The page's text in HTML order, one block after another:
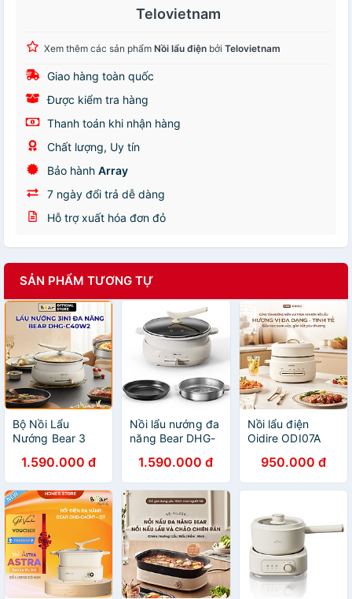
Telovietnam
Xem thêm các sản phẩm Nồi lẩu điện bởi Telovietnam
Giao hàng toàn quốc
Được kiểm tra hàng
Thanh toán khi nhận hàng
Chất lượng, Uy tín
Bảo hành Array
7 ngày đổi trả dễ dàng
Hỗ trợ xuất hóa đơn đỏ
SẢN PHẨM TƯƠNG TỰ
Bộ Nồi Lẩu
Nướng Bear 3
C40W2 - Hàng
Chính Hãng
1.590.000 đ
Nồi lẩu nướng đa
năng Bear DHG-
Chính Hãng
1.590.000 đ
Nồi lẩu điện
Oidire ODI07A
950.000 đ